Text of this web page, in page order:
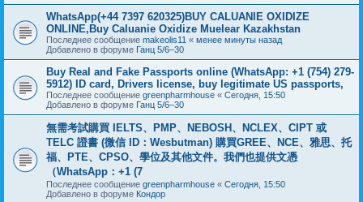
WhatsApp(+44 7397 620325)BUY CALUANIE OXIDIZE
ONLINE,Buy Caluanie Oxidize Muelear Kazakhstan
Последнее сообщение makeolis11 « менее минуты назад
Добавлено в форуме Ганц 5/6–30
Buy Real and Fake Passports online (WhatsApp: +1 (754) 279-
5912) ID card, Drivers license, buy legitimate US passports,
Последнее сообщение greenpharmhouse « Сегодня, 15:50
Добавлено в форуме Ганц 5/6–30
無需考試購買 IELTS、PMP、NEBOSH、NCLEX、CIPT 或
TELC 證書 (微信 ID：Wesbutman) 購買GREE、NCE、雅思、托
福、PTE、CPSO、學位及其他文件。我們也提供文憑
（WhatsApp：+1 (7
Последнее сообщение greenpharmhouse « Сегодня, 15:50
Добавлено в форуме Кондор